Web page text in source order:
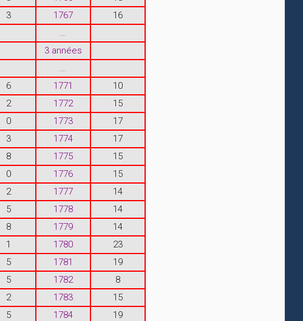
3 1767
16
3 années
6 1771
10
2 1772
15
0 1773
17
3 1774
17
8 1775
15
0 1776
15
2 1777
14
5 1778
14
8 1779
14
1 1780
23
5 1781
19
5 1782
8
2 1783
15
5 1784
19